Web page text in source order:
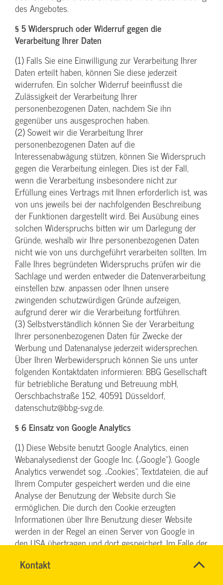
Kontakt
DENISE
Name*
des Angebotes.
§ 5 Widerspruch oder Widerruf gegen die
Verarbeitung Ihrer Daten
(1) Falls Sie eine Einwilligung zur Verarbeitung Ihrer
Daten erteilt haben, können Sie diese jederzeit
widerrufen. Ein solcher Widerruf beeinflusst die
Zulässigkeit der Verarbeitung Ihrer
personenbezogenen Daten, nachdem Sie ihn
gegenüber uns ausgesprochen haben.
(2) Soweit wir die Verarbeitung Ihrer
personenbezogenen Daten auf die
Interessenabwägung stützen, können Sie Widerspruch
gegen die Verarbeitung einlegen. Dies ist der Fall,
wenn die Verarbeitung insbesondere nicht zur
Erfüllung eines Vertrags mit Ihnen erforderlich ist, was
von uns jeweils bei der nachfolgenden Beschreibung
der Funktionen dargestellt wird. Bei Ausübung eines
solchen Widerspruchs bitten wir um Darlegung der
Gründe, weshalb wir Ihre personenbezogenen Daten
nicht wie von uns durchgeführt verarbeiten sollten. Im
Falle Ihres begründeten Widerspruchs prüfen wir die
Sachlage und werden entweder die Datenverarbeitung
einstellen bzw. anpassen oder Ihnen unsere
zwingenden schutzwürdigen Gründe aufzeigen,
aufgrund derer wir die Verarbeitung fortführen.
(3) Selbstverständlich können Sie der Verarbeitung
Ihrer personenbezogenen Daten für Zwecke der
Werbung und Datenanalyse jederzeit widersprechen.
Über Ihren Werbewiderspruch können Sie uns unter
folgenden Kontaktdaten informieren: BBG Gesellschaft
für betriebliche Beratung und Betreuung mbH,
Oerschbachstraße 152, 40591 Düsseldorf,
datenschutz@bbg-svg.de.
§ 6 Einsatz von Google Analytics
(1) Diese Website benutzt Google Analytics, einen
Webanalysedienst der Google Inc. („Google“). Google
Analytics verwendet sog. „Cookies“, Textdateien, die auf
Ihrem Computer gespeichert werden und die eine
Analyse der Benutzung der Website durch Sie
ermöglichen. Die durch den Cookie erzeugten
Informationen über Ihre Benutzung dieser Website
werden in der Regel an einen Server von Google in
den USA übertragen und dort gespeichert. Im Falle der
unter Abs. 4) auf dieser Website, wird Ihre IP-Adresse